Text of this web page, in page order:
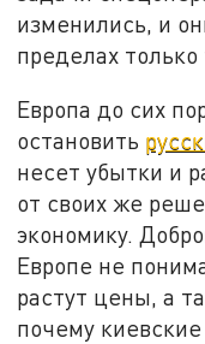
изменились, и
пределах только
Европа до сих
остановить
несет убытки и
от своих же
экономику.
Европе не
растут цены, а
почему